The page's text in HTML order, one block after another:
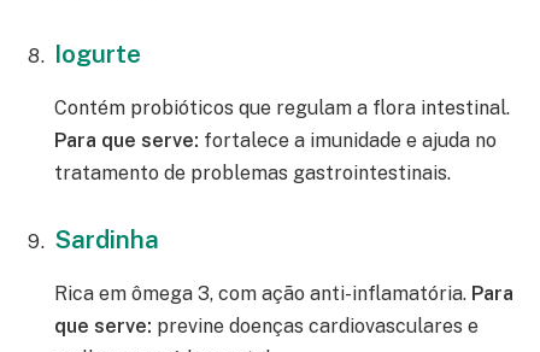
Iogurte
Contém probióticos que regulam a flora intestinal.
Para que serve: fortalece a imunidade e ajuda no
tratamento de problemas gastrointestinais.
Sardinha
Rica em ômega 3, com ação anti-inflamatória. Para
que serve: previne doenças cardiovasculares e